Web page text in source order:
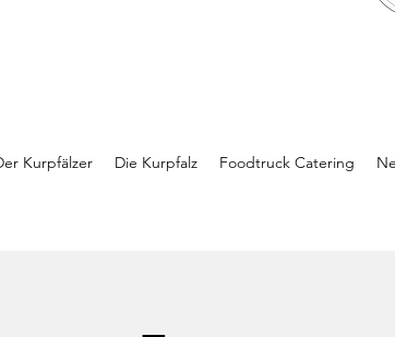
Kurpfälzer Die Kurpfalz Foodtruck Catering